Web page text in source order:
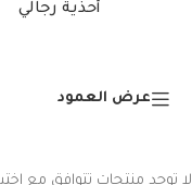
أحذية رجالي
عرض العمود
لا توجد منتجات تتوافق مع